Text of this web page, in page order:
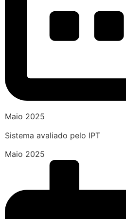
Maio 2025
Sistema avaliado pelo IPT
Maio 2025